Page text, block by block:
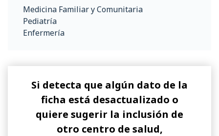
Medicina Familiar y Comunitaria
Pediatría
Enfermería
Si detecta que algún dato de la
ficha está desactualizado o
quiere sugerir la inclusión de
otro centro de salud,